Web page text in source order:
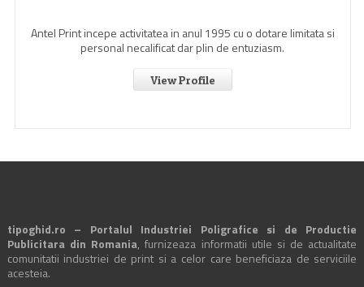
Antel Print incepe activitatea in anul 1995 cu o dotare limitata si
personal necalificat dar plin de entuziasm.
View Profile
tipoghid.ro – Portalul Industriei Poligrafice si de Productie
Publicitara din Romania, furnizeaza informatii utile si de actualitate
comunitatii industriei de print si a celor care beneficiaza de serviciile
acesteia.